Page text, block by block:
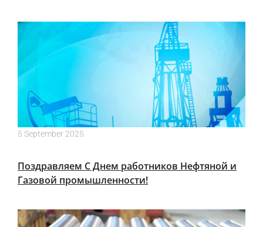
5 September 2025
Поздравляем С Днем работников Нефтяной и
Газовой промышленности!